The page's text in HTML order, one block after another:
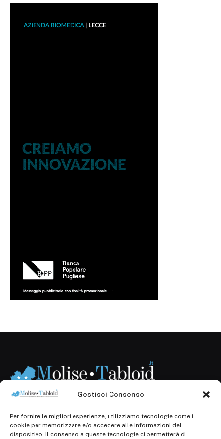
Gestisci Consenso
Per fornire le migliori esperienze, utilizziamo tecnologie come i
cookie per memorizzare e/o accedere alle informazioni del
dispositivo. Il consenso a queste tecnologie ci permetterà di
Registr. presso il Tribunale di Campobasso: 3/2013 del
14.11.2013, Cron. 1254